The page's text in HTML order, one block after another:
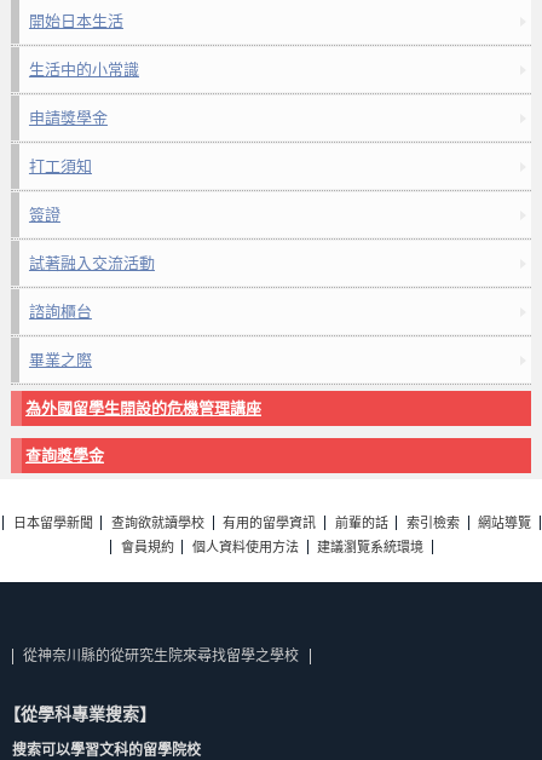
開始日本生活
生活中的小常識
申請獎學金
打工須知
簽證
試著融入交流活動
諮詢櫃台
畢業之際
為外國留學生開設的危機管理講座
查詢獎學金
日本留學新聞 查詢欲就讀學校 有用的留學資訊 前輩的話 索引檢索
網站導覽
會員規約
個人資料使用方法 建議瀏覽系統環境
從神奈川縣的從研究生院來尋找留學之學校
【從學科專業搜索】
搜索可以學習文科的留學院校